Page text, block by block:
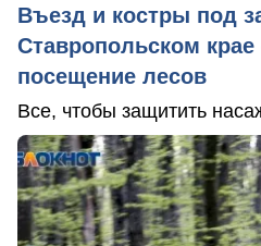
Въезд и костры под
Ставропольском крае
посещение лесов
Все, чтобы защитить